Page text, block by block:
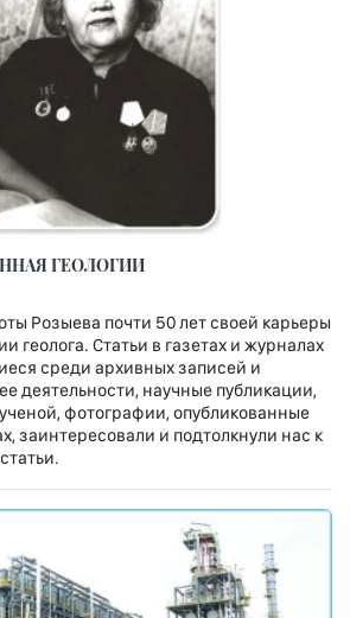
ГЕОЛОГИИ
Розыева почти 50 лет своей карьеры
геолога. Статьи в газетах и ​​журналах
среди архивных записей и
деятельности, научные публикации,
фотографии, опубликованные
заинтересовали и подтолкнули нас к